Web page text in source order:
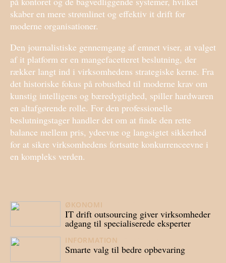
skaber en mere strømlinet og effektiv it drift for
moderne organisationer.
Den journalistiske gennemgang af emnet viser, at valget
af it platform er en mangefacetteret beslutning, der
rækker langt ind i virksomhedens strategiske kerne. Fra
det historiske fokus på robusthed til moderne krav om
kunstig intelligens og bæredygtighed, spiller hardwaren
en altafgørende rolle. For den professionelle
beslutningstager handler det om at finde den rette
balance mellem pris, ydeevne og langsigtet sikkerhed
for at sikre virksomhedens fortsatte konkurrenceevne i
en kompleks verden.
ØKONOMI
IT drift outsourcing giver virksomheder
adgang til specialiserede eksperter
INFORMATION
Smarte valg til bedre opbevaring